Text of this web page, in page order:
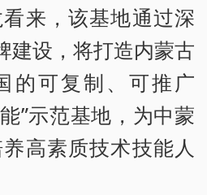
来，该基地通过深
建设，将打造内蒙古
的可复制、可推广
”示范基地，为中蒙
高素质技术技能人